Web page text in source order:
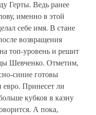
Герты. Ведь ранее
именно в этой
себе имя. В стане
возвращения
топ-уровень и решит
Шевченко. Отметим,
синие готовы
Принесет ли
кубков в казну
А пока,